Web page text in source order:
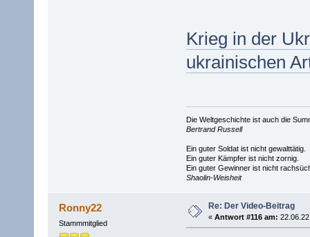
Krieg in der
ukrainischen
Die Weltgeschichte ist auch die
Bertrand Russell
Ein guter Soldat ist nicht gewalttätig.
Ein guter Kämpfer ist nicht zornig.
Ein guter Gewinner ist nicht
Shaolin-Weisheit
Ronny22
Stammmitglied
Re: Der Video-Beitrag
« Antwort #116 am: